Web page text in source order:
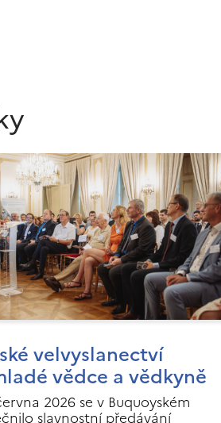
velvyslanectví
vědce a vědkyně
2026 se v Buquoyském
slavnostní předávání